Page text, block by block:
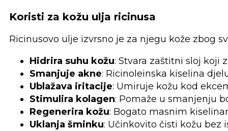
Koristi za kožu ulja ricinusa
Ricinusovo ulje izvrsno je za njegu kože zbog
Hidrira suhu kožu: Stvara zaštitni sloj koji
Smanjuje akne: Ricinoleinska kiselina
Ublažava iritacije: Umiruje kožu kod
Stimulira kolagen: Pomaže u smanjenju
Regenerira kožu: Bogato masnim
Uklanja šminku: Učinkovito čisti kožu bez